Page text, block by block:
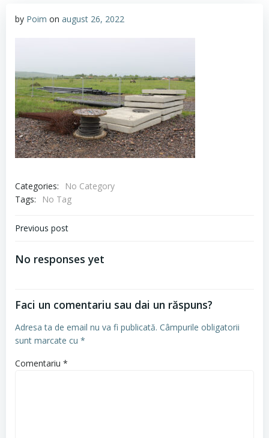
by Poim on august 26, 2022
Categories:
No Category
Tags:
No Tag
Navigare
articole
Previous post
No responses yet
Faci un comentariu sau dai un răspuns?
Adresa ta de email nu va fi publicată. Câmpurile obligatorii
sunt marcate cu *
Comentariu *